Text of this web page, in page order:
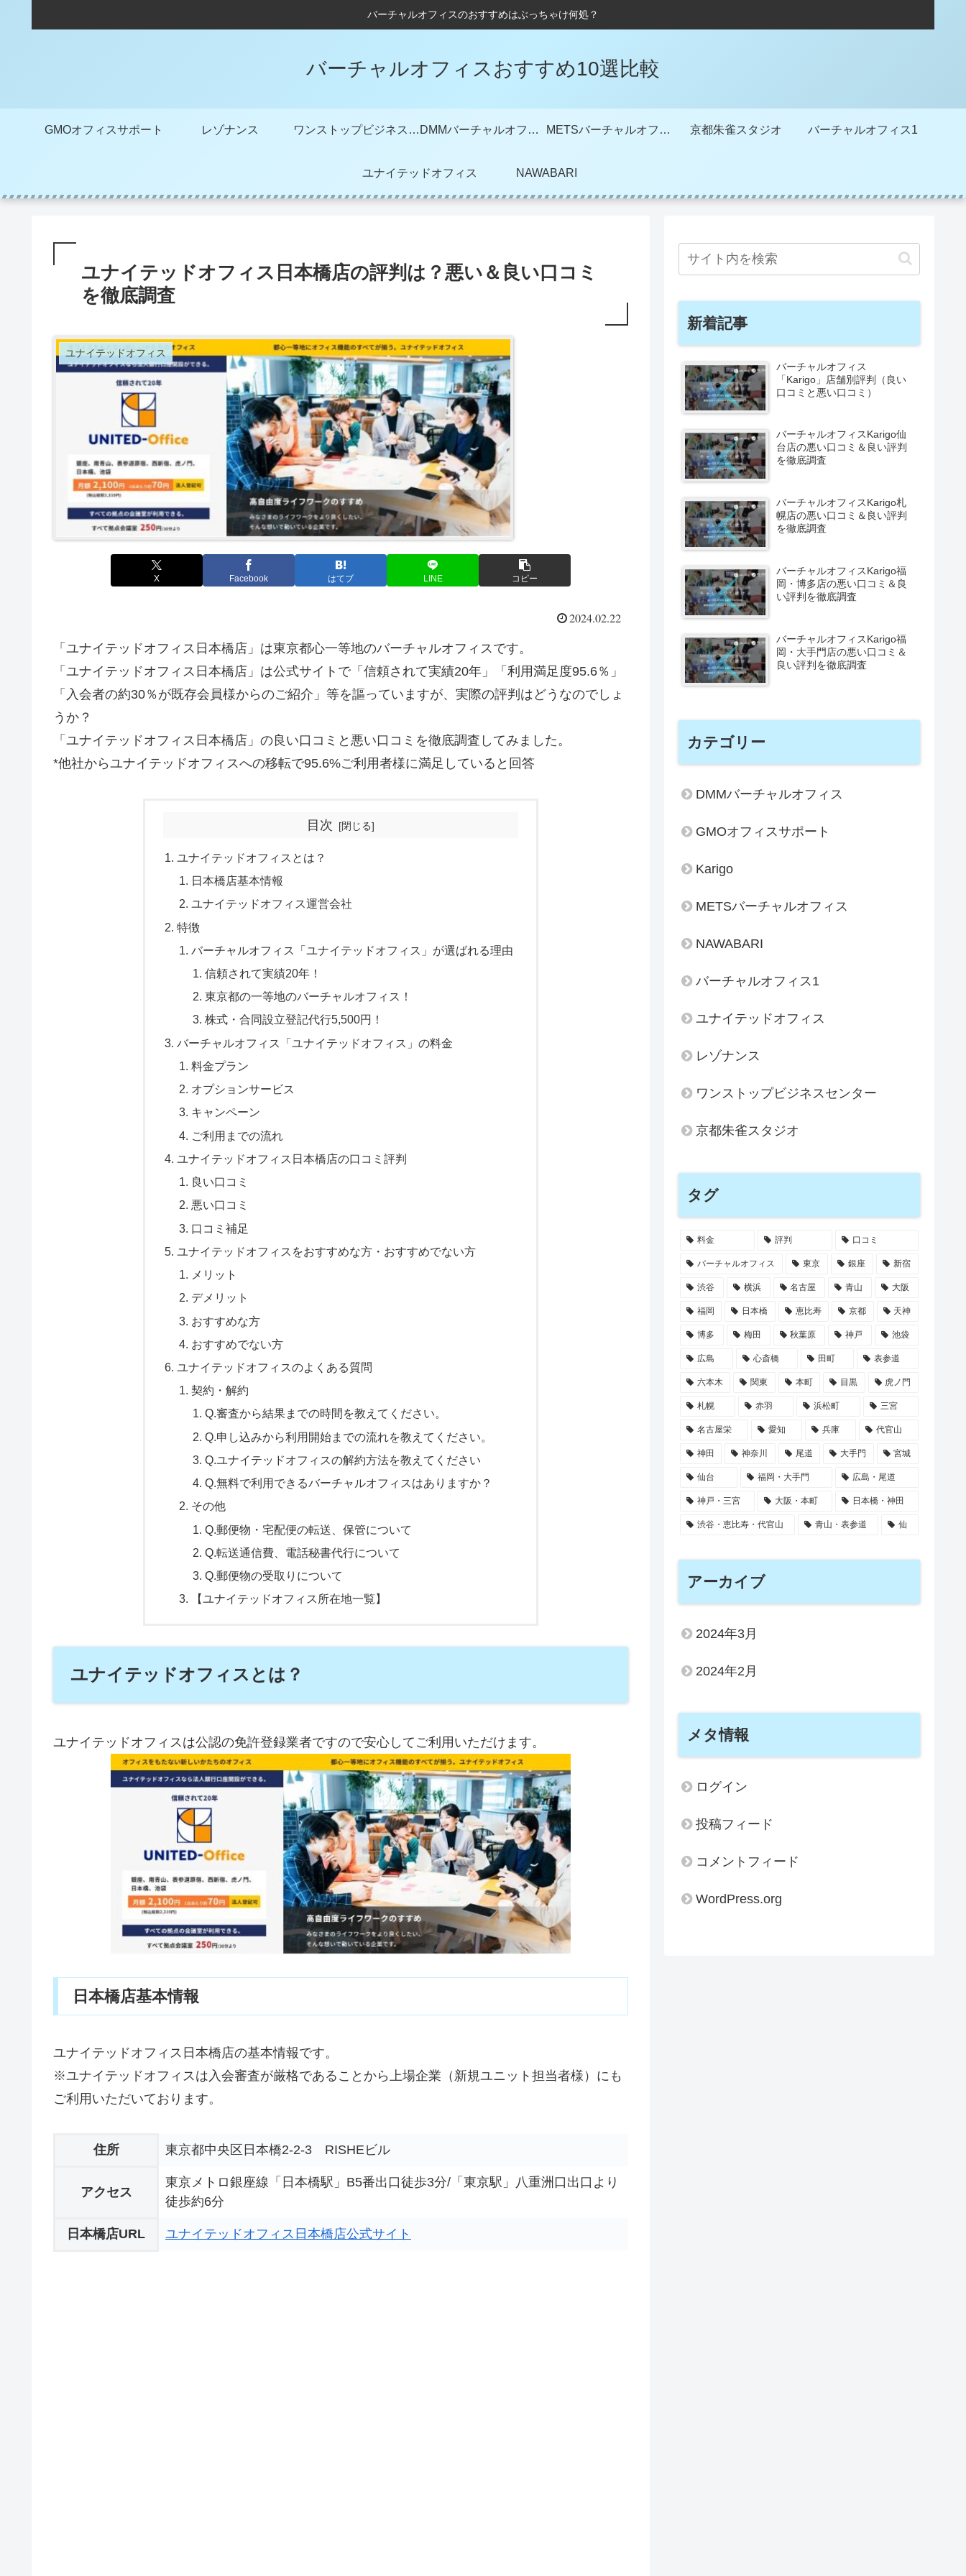
バーチャルオフィスのおすすめはぶっちゃけ何処？
バーチャルオフィスおすすめ10選比較
GMOオフィスサポート レゾナンス ワンストップビジネスセンター DMMバーチャルオフィス METSバーチャルオフィス 京都朱雀スタジオ バーチャルオフィス1
ユナイテッドオフィス NAWABARI
ユナイテッドオフィス日本橋店の評判は？悪い＆良い口コミ
を徹底調査
ユナイテッドオフィス
X Facebook はてブ LINE コピー
2024.02.22
「ユナイテッドオフィス日本橋店」は東京都心一等地のバーチャルオフィスです。
「ユナイテッドオフィス日本橋店」は公式サイトで「信頼されて実績20年」「利用満足度95.6％」
「入会者の約30％が既存会員様からのご紹介」等を謳っていますが、実際の評判はどうなのでしょ
うか？
「ユナイテッドオフィス日本橋店」の良い口コミと悪い口コミを徹底調査してみました。
*他社からユナイテッドオフィスへの移転で95.6%ご利用者様に満足していると回答
目次
ユナイテッドオフィスとは？
日本橋店基本情報
ユナイテッドオフィス運営会社
特徴
バーチャルオフィス「ユナイテッドオフィス」が選ばれる理由
信頼されて実績20年！
東京都の一等地のバーチャルオフィス！
株式・合同設立登記代行5,500円！
バーチャルオフィス「ユナイテッドオフィス」の料金
料金プラン
オプションサービス
キャンペーン
ご利用までの流れ
ユナイテッドオフィス日本橋店の口コミ評判
良い口コミ
悪い口コミ
口コミ補足
ユナイテッドオフィスをおすすめな方・おすすめでない方
メリット
デメリット
おすすめな方
おすすめでない方
ユナイテッドオフィスのよくある質問
契約・解約
Q.審査から結果までの時間を教えてください。
Q.申し込みから利用開始までの流れを教えてください。
Q.ユナイテッドオフィスの解約方法を教えてください
Q.無料で利用できるバーチャルオフィスはありますか？
その他
Q.郵便物・宅配便の転送、保管について
Q.転送通信費、電話秘書代行について
Q.郵便物の受取りについて
【ユナイテッドオフィス所在地一覧】
ユナイテッドオフィスとは？
ユナイテッドオフィスは公認の免許登録業者ですので安心してご利用いただけます。
日本橋店基本情報
ユナイテッドオフィス日本橋店の基本情報です。
※ユナイテッドオフィスは入会審査が厳格であることから上場企業（新規ユニット担当者様）にも
ご利用いただいております。
住所 東京都中央区日本橋2-2-3 RISHEビル
アクセス
東京メトロ銀座線「日本橋駅」B5番出口徒歩3分/「東京駅」八重洲口出口より
徒歩約6分
日本橋店URL ユナイテッドオフィス日本橋店公式サイト
新着記事
バーチャルオフィス
「Karigo」店舗別評判（良い
口コミと悪い口コミ）
バーチャルオフィスKarigo仙
台店の悪い口コミ＆良い評判
を徹底調査
バーチャルオフィスKarigo札
幌店の悪い口コミ＆良い評判
を徹底調査
バーチャルオフィスKarigo福
岡・博多店の悪い口コミ＆良
い評判を徹底調査
バーチャルオフィスKarigo福
岡・大手門店の悪い口コミ＆
良い評判を徹底調査
カテゴリー
DMMバーチャルオフィス
GMOオフィスサポート
Karigo
METSバーチャルオフィス
NAWABARI
バーチャルオフィス1
ユナイテッドオフィス
レゾナンス
ワンストップビジネスセンター
京都朱雀スタジオ
タグ
料金 評判 口コミ
バーチャルオフィス 東京 銀座 新宿
渋谷 横浜 名古屋 青山 大阪
福岡 日本橋 恵比寿 京都 天神
博多 梅田 秋葉原 神戸 池袋
広島 心斎橋 田町 表参道
六本木 関東 本町 目黒 虎ノ門
札幌 赤羽 浜松町 三宮
名古屋栄 愛知 兵庫 代官山
神田 神奈川 尾道 大手門 宮城
仙台 福岡・大手門 広島・尾道
神戸・三宮 大阪・本町 日本橋・神田
渋谷・恵比寿・代官山 青山・表参道 仙
アーカイブ
2024年3月
2024年2月
メタ情報
ログイン
投稿フィード
コメントフィード
WordPress.org